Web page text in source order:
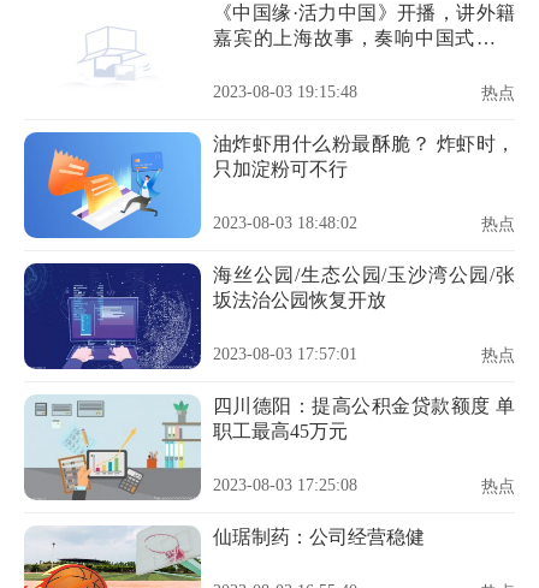
《中国缘·活力中国》开播，讲外籍
嘉宾的上海故事，奏响中国式现代
2023-08-03 19:15:48 热点
油炸虾用什么粉最酥脆？ 炸虾时，
只加淀粉可不行
2023-08-03 18:48:02 热点
海丝公园/生态公园/玉沙湾公园/张
坂法治公园恢复开放
2023-08-03 17:57:01 热点
四川德阳：提高公积金贷款额度 单
职工最高45万元
2023-08-03 17:25:08 热点
仙琚制药：公司经营稳健